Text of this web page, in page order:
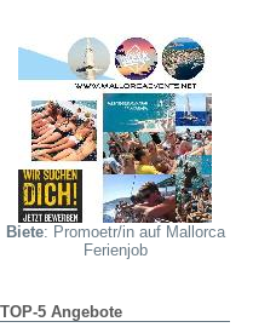
Biete: Promoetr/in auf Mallorca
Ferienjob
TOP-5 Angebote